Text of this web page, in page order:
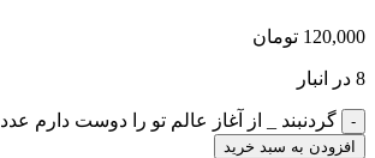
120,000 تومان
8 در انبار
گردنبند _ از آغاز عالم تو را دوست دارم عدد
افزودن به سبد خرید